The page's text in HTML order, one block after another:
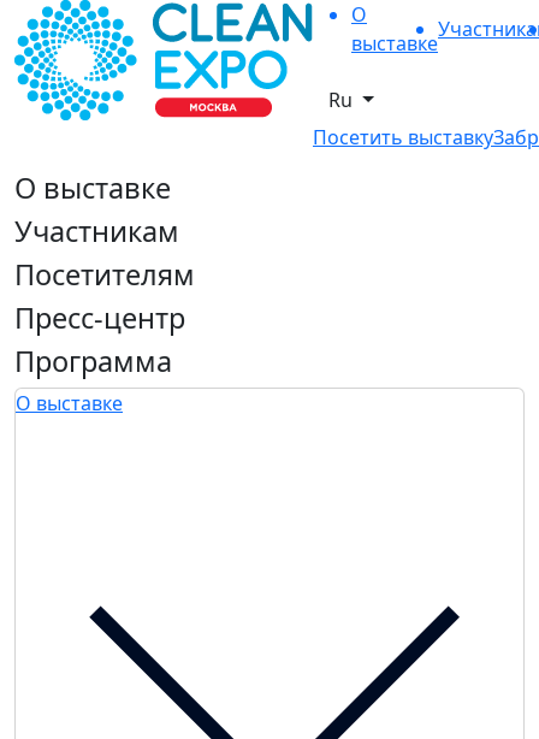
О
выставке
Ru
Посетить выставку
О выставке
Участникам
Посетителям
Пресс-центр
Программа
О выставке